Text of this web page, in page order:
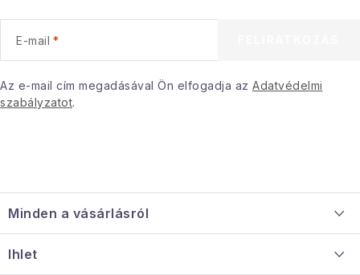
E-mail
Az e-mail cím megadásával Ön elfogadja az Adatvédelmi
szabályzatot.
á
b
é
Minden a vásárlásról
Ihlet